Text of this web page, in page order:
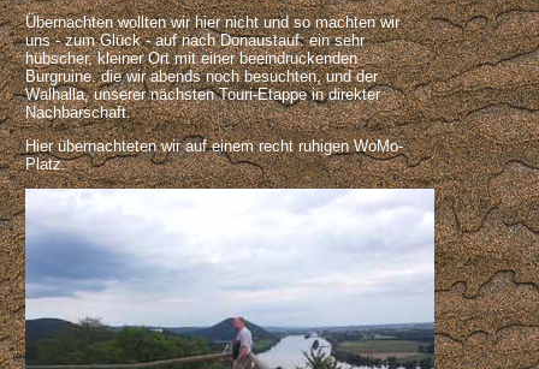
Übernachten wollten wir hier nicht und so machten wir
uns - zum Glück - auf nach Donaustauf: ein sehr
hübscher, kleiner Ort mit einer beeindruckenden
Burgruine. die wir abends noch besuchten, und der
Walhalla, unserer nächsten Touri-Etappe in direkter
Nachbarschaft.
Hier übernachteten wir auf einem recht ruhigen WoMo-
Platz.